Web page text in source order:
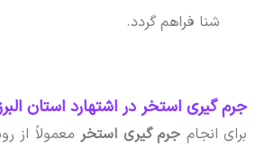
شنا فراهم گردد.
جرم گیری استخر در اشتهارد استان البرز
برای انجام جرم گیری استخرمعمولاً از